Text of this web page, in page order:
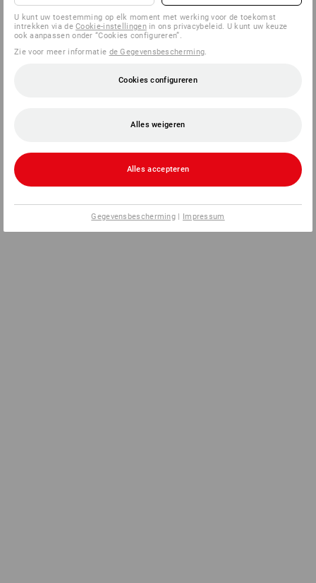
U kunt uw toestemming op elk moment met werking voor de toekomst
intrekken via deCookie-instellingenin ons privacybeleid. U kunt uw keuze
ook aanpassen onder “Cookies configureren”.
Zie voor meer informatie de Gegevensbescherming
Cookies configureren
Alles weigeren
Alles accepteren
Gegevensbescherming | Impressum